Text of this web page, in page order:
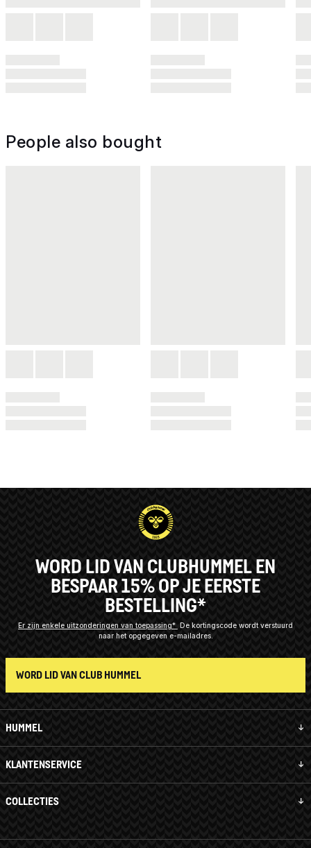
People also bought
HUMMEL
KLANTENSERVICE
COLLECTIES
WORD LID VAN CLUBHUMMEL EN
BESPAAR 15% OP JE EERSTE
BESTELLING*
Er zijn enkele uitzonderingen van toepassing*
De kortingscode wordt verstuurd
naar het opgegeven e-mailadres.
WORD LID VAN CLUB HUMMEL